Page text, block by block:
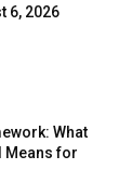
6, 2026
What
Means for